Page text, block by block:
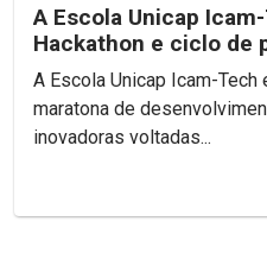
A Escola Unicap
Hackathon e ciclo de
do semestre 2021.1
A Escola Unicap Icam-
maratona de
inovadoras voltadas...